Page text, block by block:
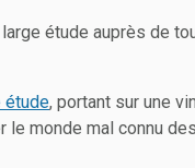
étude auprès de
étude, portant sur une
monde mal connu